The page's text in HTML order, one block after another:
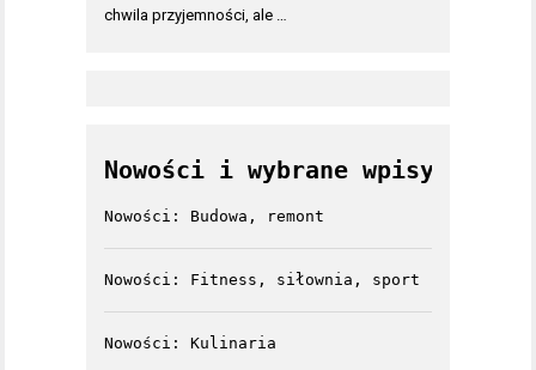
chwila przyjemności, ale …
Nowości i wybrane wpisy
Nowości: Budowa, remont
Nowości: Fitness, siłownia, sport
Nowości: Kulinaria